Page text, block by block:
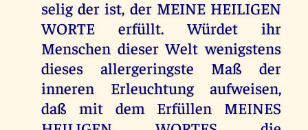
selig der ist, der MEINE HEILIGEN
WORTE erfüllt. Würdet ihr
Menschen dieser Welt wenigstens
dieses allergeringste Maß der
inneren Erleuchtung aufweisen,
daß mit dem Erfüllen MEINES